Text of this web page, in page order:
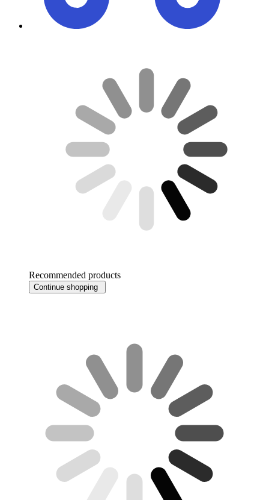
Recommended products
Continue shopping